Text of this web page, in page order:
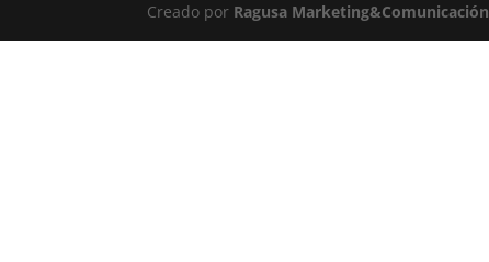
Creado por Ragusa Marketing&Comunicación